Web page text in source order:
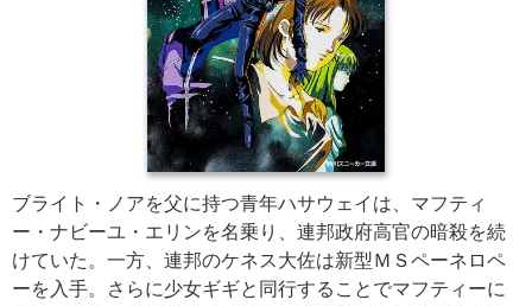
ブライト・ノアを父に持つ青年ハサウェイは、マフティ
ー・ナビーユ・エリンを名乗り、連邦政府高官の暗殺を続
けていた。一方、連邦のケネス大佐は新型ＭＳペーネロペ
ーを入手。さらに少女ギギと同行することでマフティーに